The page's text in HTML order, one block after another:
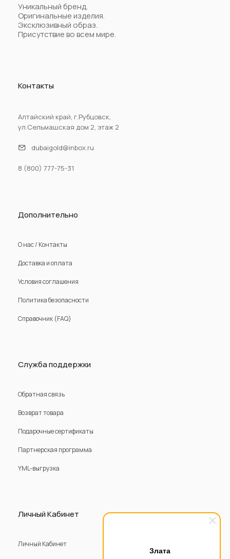
Злата
Уникальный бренд.
Оригинальные изделия.
Эксклюзивный образ.
Присутствие во всем мире.
Контакты
Алтайский край, г.Рубцовск,
ул.Сельмашская дом 2, этаж 2
dubaigold@inbox.ru
8 (800) 777-75-31
Дополнительно
О нас / Контакты
Доставка и оплата
Условия соглашения
Политика безопасности
Справочник (FAQ)
Служба поддержки
Обратная связь
Возврат товара
Подарочные сертификаты
Партнерская программа
YML-выгрузка
Личный Кабинет
Личный Кабинет